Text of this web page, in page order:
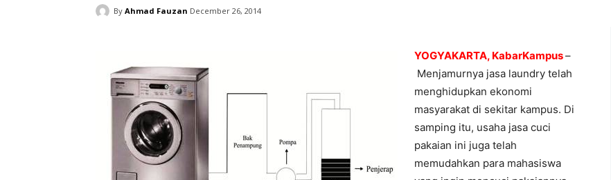
By Ahmad Fauzan December 26, 2014
YOGYAKARTA, KabarKampus–
Menjamurnya jasa laundry telah
menghidupkan ekonomi
masyarakat di sekitar kampus. Di
samping itu, usaha jasa cuci
pakaian ini juga telah
memudahkan para mahasiswa